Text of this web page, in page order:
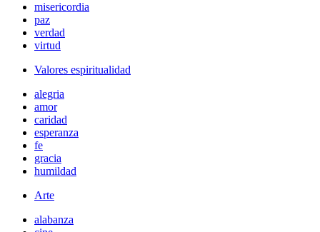
misericordia
paz
verdad
virtud
Valores espiritualidad
alegria
amor
caridad
esperanza
fe
gracia
humildad
Arte
alabanza